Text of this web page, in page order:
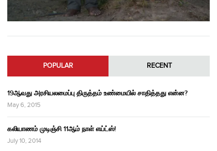
POPULAR RECENT
19ஆவது அரசியலமைப்பு திருத்தம் உண்மையில் சாதித்தது என்ன?
May 6, 2015
கலியாணம் முடிஞ்சி 11ஆம் நாள் எய்ட்ஸ்!
July 10, 2014